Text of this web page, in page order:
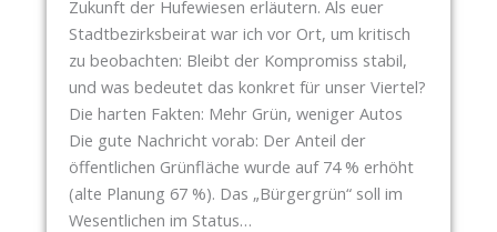
E
E
I
N
D
E
U
T
Zukunft der Hufewiesen erläutern. Als euer
Stadtbezirksbeirat war ich vor Ort, um kritisch
zu beobachten: Bleibt der Kompromiss stabil,
und was bedeutet das konkret für unser Viertel?
Die harten Fakten: Mehr Grün, weniger Autos
Die gute Nachricht vorab: Der Anteil der
öffentlichen Grünfläche wurde auf 74 % erhöht
(alte Planung 67 %). Das „Bürgergrün“ soll im
Wesentlichen im Status…